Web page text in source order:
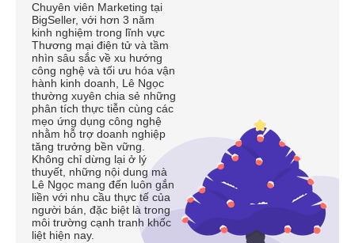
Chuyên viên Marketing tại
BigSeller, với hơn 3 năm
kinh nghiệm trong lĩnh vực
Thương mại điện tử và tầm
nhìn sâu sắc về xu hướng
công nghệ và tối ưu hóa vận
hành kinh doanh, Lê Ngọc
thường xuyên chia sẻ những
phân tích thực tiễn cùng các
mẹo ứng dụng công nghệ
nhằm hỗ trợ doanh nghiệp
tăng trưởng bền vững.
Không chỉ dừng lại ở lý
thuyết, những nội dung mà
Lê Ngọc mang đến luôn gắn
liền với nhu cầu thực tế của
người bán, đặc biệt là trong
môi trường cạnh tranh khốc
liệt hiện nay.